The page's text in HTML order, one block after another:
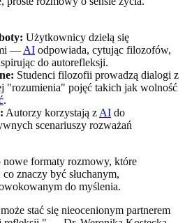
Użytkownicy dzielą się
— AI odpowiada, cytując filozofów,
do autorefleksji.
Studenci filozofii prowadzą dialogi z
"rozumienia" pojęć takich jak wolność
.
Autorzy korzystają z AI do
scenariuszy rozważań
formaty rozmowy, które
znaczy być słuchanym,
do myślenia.
stać się nieocenionym partnerem